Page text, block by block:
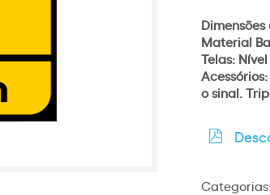
Material
Telas:
o sinal.
Categorias: